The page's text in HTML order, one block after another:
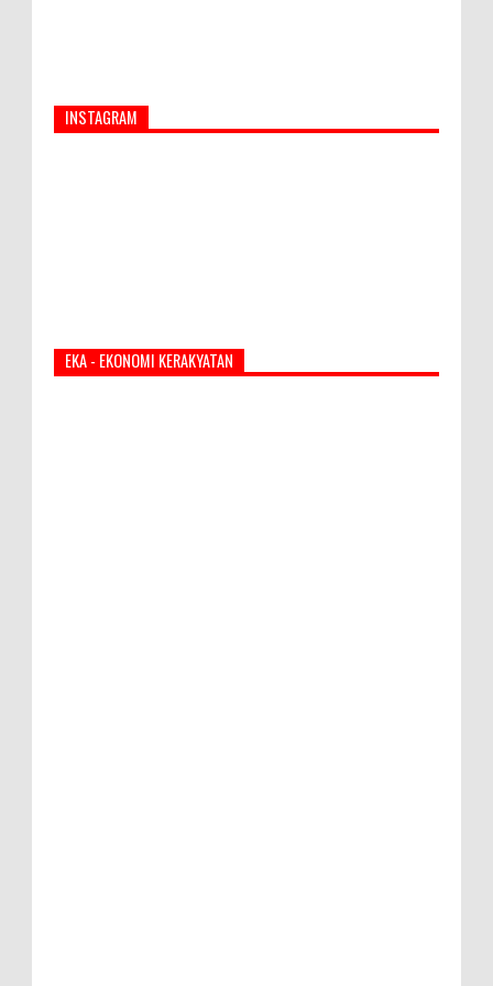
INSTAGRAM
EKA - EKONOMI KERAKYATAN